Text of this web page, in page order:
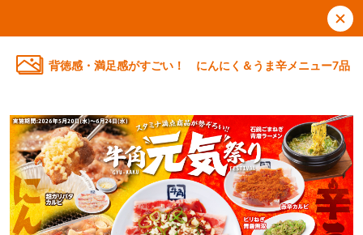
背徳感・満足感がすごい！ にんにく＆うま辛メニュー7品